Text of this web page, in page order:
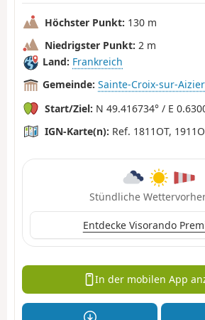
Höchster Punkt: 130 m
Niedrigster Punkt: 2 m
Land: Frankreich
Gemeinde: Sainte-Croix-sur-Aizier
Start/Ziel: N 49.416734° / E
IGN-Karte(n): Ref. 1811OT,
Stündliche
Entdecke Visorando
In der mobilen App